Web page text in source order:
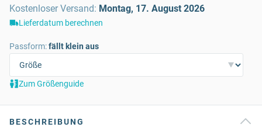
Kostenloser Versand: Montag, 17. August 2026
Lieferdatum berechnen
Passform:fällt klein aus
Zum Größenguide
BESCHREIBUNG